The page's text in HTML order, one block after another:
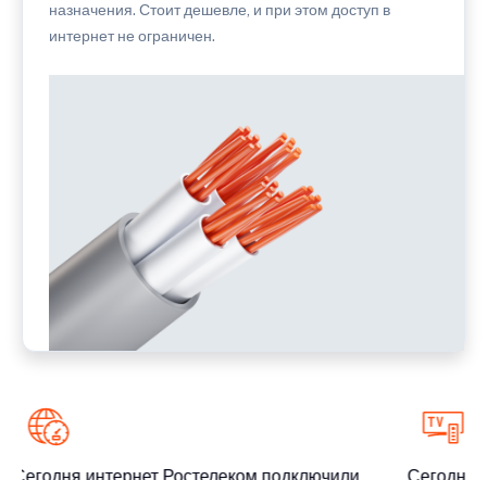
назначения. Стоит дешевле, и при этом доступ в
интернет не ограничен.